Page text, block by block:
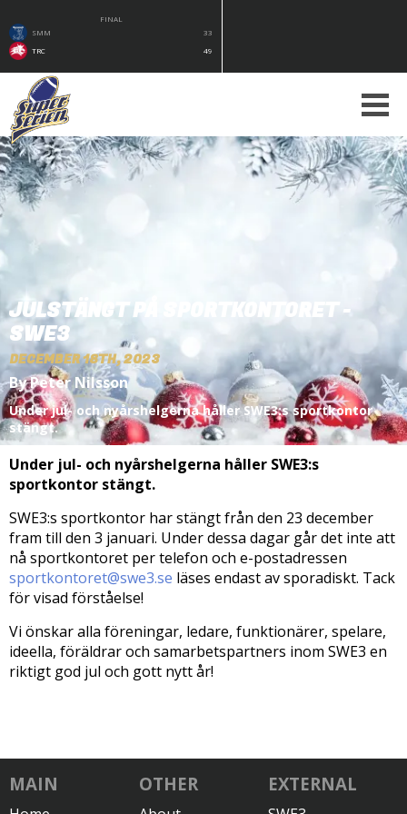
FINAL
SMM
33
TRC
49
JULSTÄNGT PÅ SPORTKONTORET -
SWE3
DECEMBER 18TH, 2023
By Peter Nilsson
Under jul- och nyårshelgerna håller SWE3:s sportkontor
stängt.
Under jul- och nyårshelgerna håller SWE3:s
sportkontor stängt.
SWE3:s sportkontor har stängt från den 23 december
fram till den 3 januari. Under dessa dagar går det inte att
nå sportkontoret per telefon och e-postadressen
sportkontoret@swe3.se läses endast av sporadiskt. Tack
för visad förståelse!
Vi önskar alla föreningar, ledare, funktionärer, spelare,
ideella, föräldrar och samarbetspartners inom SWE3 en
riktigt god jul och gott nytt år!
MAIN OTHER EXTERNAL